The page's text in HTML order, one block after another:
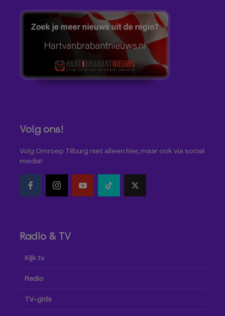
Volg ons!
Volg Omroep Tilburg niet alleen hier, maar ook via social
media!
Radio & TV
Kijk tv
Radio
TV-gids